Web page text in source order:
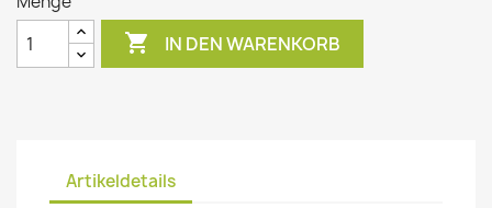
 IN DEN WARENKORB
Artikeldetails